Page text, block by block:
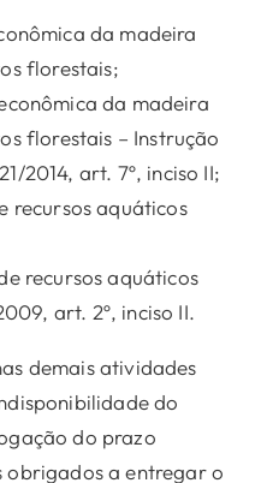
da madeira
florestais;
da madeira
florestais – Instrução
2014, art. 7º, inciso II;
recursos aquáticos
recursos aquáticos
art. 2º, inciso II.
demais atividades
do
do prazo
obrigados a entregar o